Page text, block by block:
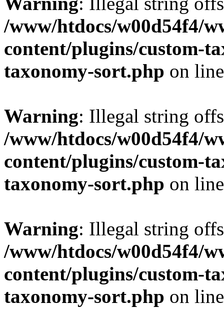
/www/htdocs/w00d54f4/
content/plugins/custom-
taxonomy-sort.php on
Warning: Illegal string
/www/htdocs/w00d54f4/
content/plugins/custom-
taxonomy-sort.php on
Warning: Illegal string
/www/htdocs/w00d54f4/
content/plugins/custom-
taxonomy-sort.php on